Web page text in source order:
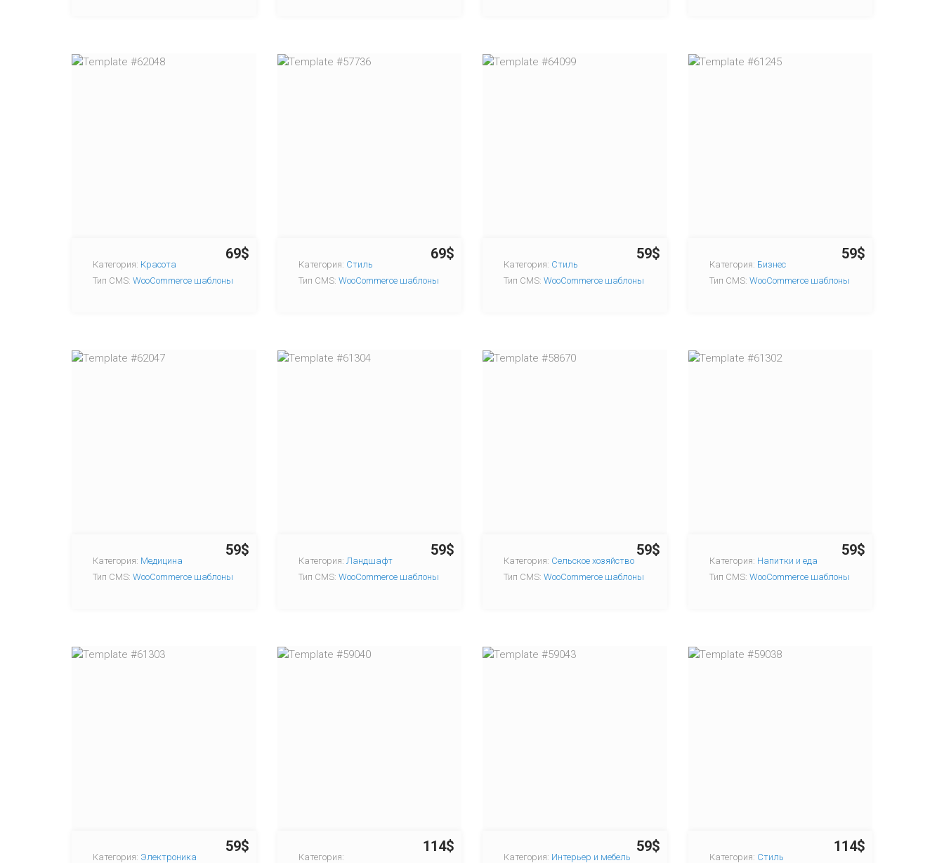
69$
Категория: Красота
Тип CMS: WooCommerce шаблоны
69$
Категория: Стиль
Тип CMS: WooCommerce шаблоны
59$
Категория: Стиль
Тип CMS: WooCommerce шаблоны
59$
Категория: Бизнес
Тип CMS: WooCommerce шаблоны
59$
Категория: Медицина
Тип CMS: WooCommerce шаблоны
59$
Категория: Ландшафт
Тип CMS: WooCommerce шаблоны
59$
Категория: Сельское хозяйство
Тип CMS: WooCommerce шаблоны
59$
Категория: Напитки и еда
Тип CMS: WooCommerce шаблоны
59$
Категория: Электроника
114$
Категория:
59$
Категория: Интерьер и мебель
114$
Категория: Стиль